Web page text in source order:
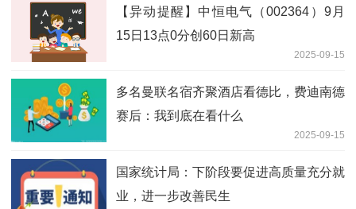
【异动提醒】中恒电气（002364）9月
15日13点0分创60日新高
2025-09-15
多名曼联名宿齐聚酒店看德比，费迪南德
赛后：我到底在看什么
2025-09-15
国家统计局：下阶段要促进高质量充分就
业，进一步改善民生